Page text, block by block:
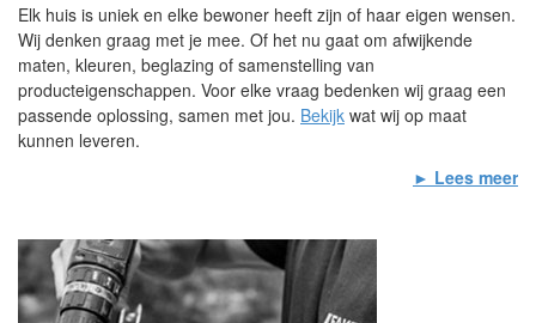
Elk huis is uniek en elke bewoner heeft zijn of haar eigen wensen.
Wij denken graag met je mee. Of het nu gaat om afwijkende
maten, kleuren, beglazing of samenstelling van
producteigenschappen. Voor elke vraag bedenken wij graag een
passende oplossing, samen met jou. Bekijk wat wij op maat
kunnen leveren.
► Lees meer